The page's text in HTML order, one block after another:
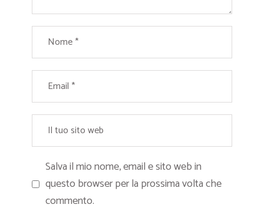
Salva il mio nome, email e sito web in
questo browser per la prossima volta che
commento.